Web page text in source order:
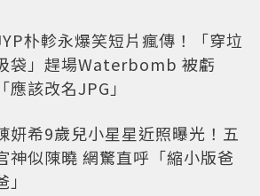
朴軫永爆笑短片瘋傳！「穿垃
袋」趕場Waterbomb 被虧
「應該改名JPG」
妍希9歲兒小星星近照曝光！五
神似陳曉 網驚直呼「縮小版爸
」